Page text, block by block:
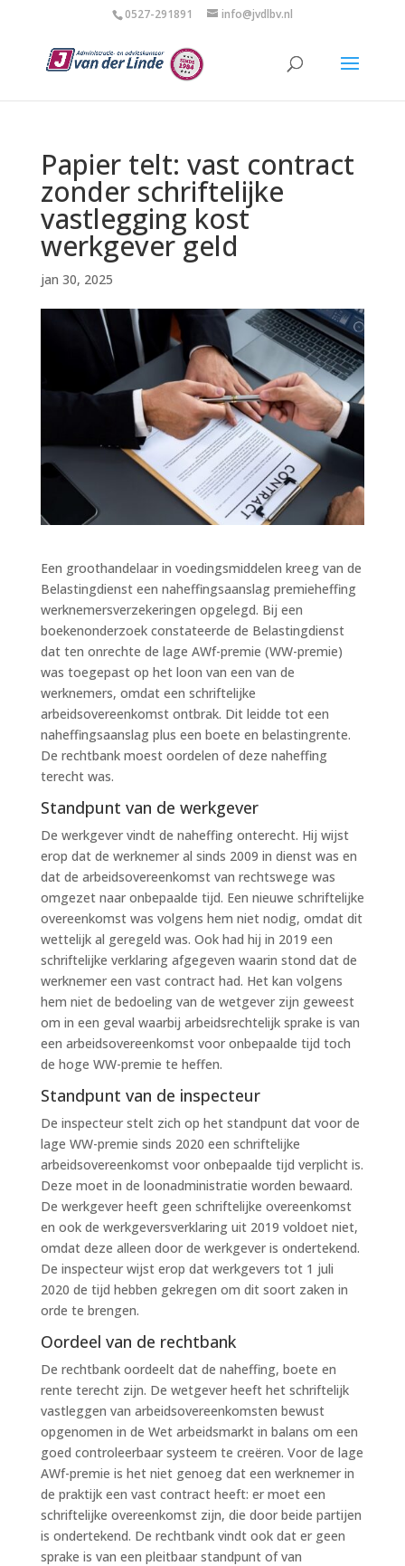
0527-291891 info@jvdlbv.nl
Papier telt: vast contract
zonder schriftelijke
vastlegging kost
werkgever geld
jan 30, 2025
Een groothandelaar in voedingsmiddelen kreeg van de
Belastingdienst een naheffingsaanslag premieheffing
werknemersverzekeringen opgelegd. Bij een
boekenonderzoek constateerde de Belastingdienst
dat ten onrechte de lage AWf-premie (WW-premie)
was toegepast op het loon van een van de
werknemers, omdat een schriftelijke
arbeidsovereenkomst ontbrak. Dit leidde tot een
naheffingsaanslag plus een boete en belastingrente.
De rechtbank moest oordelen of deze naheffing
terecht was.
Standpunt van de werkgever
De werkgever vindt de naheffing onterecht. Hij wijst
erop dat de werknemer al sinds 2009 in dienst was en
dat de arbeidsovereenkomst van rechtswege was
omgezet naar onbepaalde tijd. Een nieuwe schriftelijke
overeenkomst was volgens hem niet nodig, omdat dit
wettelijk al geregeld was. Ook had hij in 2019 een
schriftelijke verklaring afgegeven waarin stond dat de
werknemer een vast contract had. Het kan volgens
hem niet de bedoeling van de wetgever zijn geweest
om in een geval waarbij arbeidsrechtelijk sprake is van
een arbeidsovereenkomst voor onbepaalde tijd toch
de hoge WW-premie te heffen.
Standpunt van de inspecteur
De inspecteur stelt zich op het standpunt dat voor de
lage WW-premie sinds 2020 een schriftelijke
arbeidsovereenkomst voor onbepaalde tijd verplicht is.
Deze moet in de loonadministratie worden bewaard.
De werkgever heeft geen schriftelijke overeenkomst
en ook de werkgeversverklaring uit 2019 voldoet niet,
omdat deze alleen door de werkgever is ondertekend.
De inspecteur wijst erop dat werkgevers tot 1 juli
2020 de tijd hebben gekregen om dit soort zaken in
orde te brengen.
Oordeel van de rechtbank
De rechtbank oordeelt dat de naheffing, boete en
rente terecht zijn. De wetgever heeft het schriftelijk
vastleggen van arbeidsovereenkomsten bewust
opgenomen in de Wet arbeidsmarkt in balans om een
goed controleerbaar systeem te creëren. Voor de lage
AWf-premie is het niet genoeg dat een werknemer in
de praktijk een vast contract heeft: er moet een
schriftelijke overeenkomst zijn, die door beide partijen
is ondertekend. De rechtbank vindt ook dat er geen
sprake is van een pleitbaar standpunt of van